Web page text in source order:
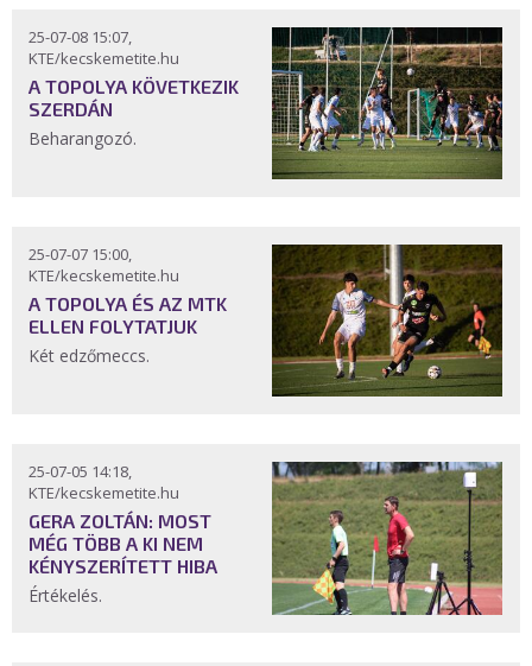
25-07-08 15:07,
KTE/kecskemetite.hu
A TOPOLYA KÖVETKEZIK
SZERDÁN
Beharangozó.
25-07-07 15:00,
KTE/kecskemetite.hu
A TOPOLYA ÉS AZ MTK
ELLEN FOLYTATJUK
Két edzőmeccs.
25-07-05 14:18,
KTE/kecskemetite.hu
GERA ZOLTÁN: MOST
MÉG TÖBB A KI NEM
KÉNYSZERÍTETT HIBA
Értékelés.